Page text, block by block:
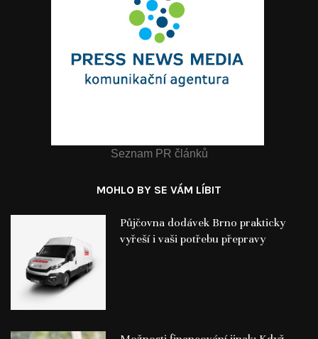
Seznam PR článků
MOHLO BY SE VÁM LÍBIT
Půjčovna dodávek Brno prakticky
vyřeší i vaši potřebu přepravy